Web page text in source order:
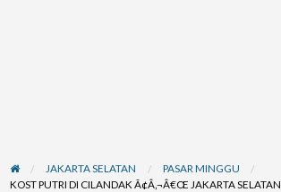
JAKARTA SELATAN
PASAR MINGGU
KOST PUTRI DI CILANDAK Ã¢Â‚¬Â€Œ JAKARTA SELATAN